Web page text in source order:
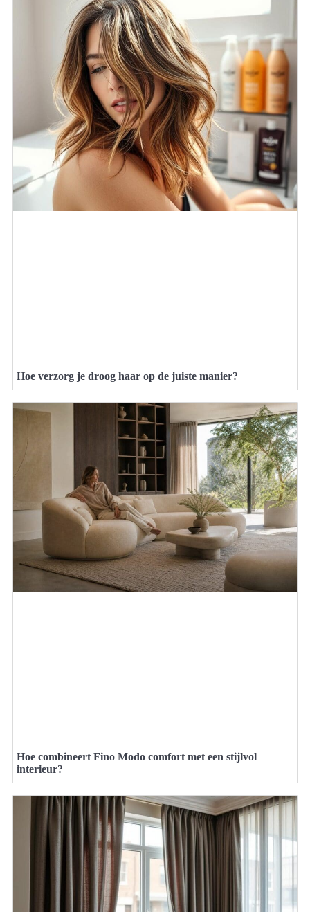
Hoe verzorg je droog haar op de juiste manier?
Hoe combineert Fino Modo comfort met een stijlvol
interieur?